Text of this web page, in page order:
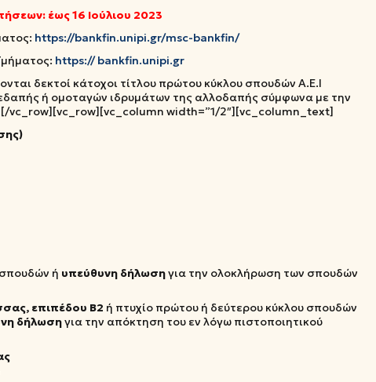
έως 16 Ιούλιου 2023
https://bankfin.unipi.gr/msc-bankfin/
https:// bankfin.unipi.gr
δεκτοί κάτοχοι τίτλου πρώτου κύκλου σπουδών Α.Ε.Ι
ή ομοταγών ιδρυμάτων της αλλοδαπής σύμφωνα με την
vc_row][vc_row][vc_column width=”1/2″][vc_column_text]
σπουδών ή υπεύθυνη δήλωσηγια την ολοκλήρωση των σπουδών
επιπέδου Β2 ή πτυχίο πρώτου ή δεύτερου κύκλου σπουδών
δήλωσηγια την απόκτηση του εν λόγω πιστοποιητικού